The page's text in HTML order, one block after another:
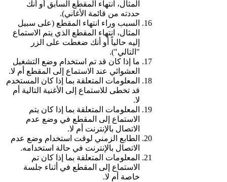
المثال، انتهاء المقطع السابق أو أنك
حددته من قائمة الأغاني).
السبب وراء انتهاء المقطع (على سبيل
المثال، انتهاء المقطع الذي يتم الاستماع
إليه حالياً أو أنك ضغطت على الزر
"التالي").
ما إذا كان قد تم استخدام وضع التشغيل
العشوائي عند الاستماع إلى المقطع أم لا.
المعلومات المتعلقة بما إذا كان المستخدم
قد تخطى للاستماع إلى الأغنية التالية أم
لا.
المعلومات المتعلقة بما إذا كان يتم
الاستماع إلى المقطع في وضع عدم
الاتصال بالإنترنت أم لا.
الطابع الزمني لوقت استخدام وضع عدم
الاتصال بالإنترنت في حالة استخدامه.
المعلومات المتعلقة بما إذا كان تم
الاستماع إلى المقطع في أثناء جلسة
خاصة أم لا.